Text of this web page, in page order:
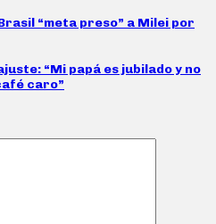
“meta preso” a Milei por
“Mi papá es jubilado y no
caro”